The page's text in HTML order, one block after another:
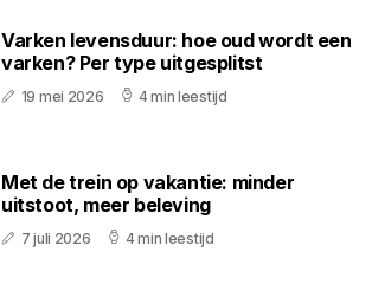
Varken levensduur: hoe oud wordt een
varken? Per type uitgesplitst
19 mei 2026 4 min leestijd
Met de trein op vakantie: minder
uitstoot, meer beleving
7 juli 2026 4 min leestijd